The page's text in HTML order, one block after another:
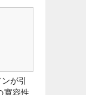
が引
寛容性